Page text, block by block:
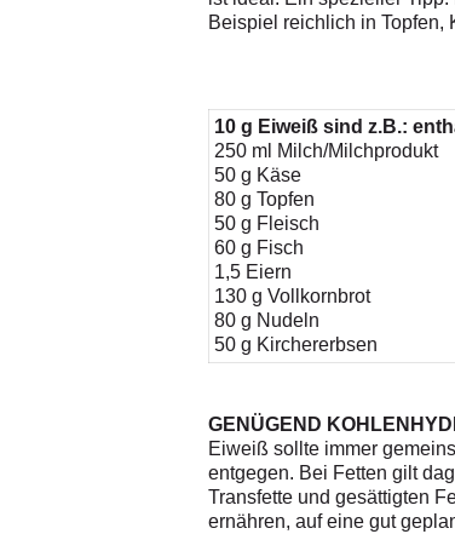
Beispiel reichlich in Topfen,
10 g Eiweiß sind z.B.:
250 ml Milch/Milchprodukt
50 g Käse
80 g Topfen
50 g Fleisch
60 g Fisch
1,5 Eiern
130 g Vollkornbrot
80 g Nudeln
50 g Kirchererbsen
GENÜGEND
Eiweiß sollte immer
entgegen. Bei Fetten gilt
Transfette und gesättigten
ernähren, auf eine gut